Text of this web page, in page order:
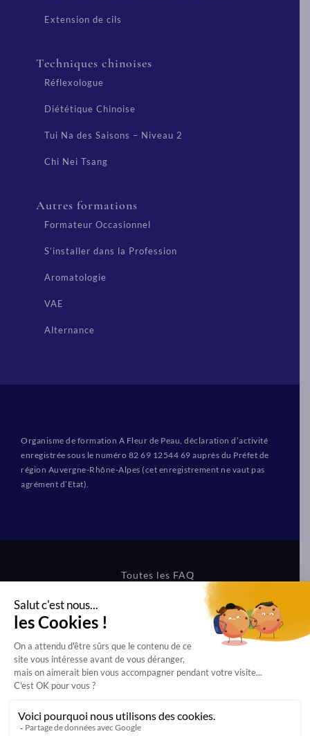
Extension de cils
Techniques chinoises
Réflexologue
Diététique Chinoise
Tui Na des Saisons – Niveau 2
Chi Nei Tsang
Autres formations
Formateur Occasionnel
S’installer dans la Profession
Aromatologie
VAE
Alternance
Organisme de formation A Fleur de Peau, déclaration d’activité
enregistrée sous le numéro 82 69 12544 69 auprès du Préfet de
région Auvergne-Rhône-Alpes (cet enregistrement ne vaut pas
agrément d’Etat).
Toutes les FAQ
Mentions légales